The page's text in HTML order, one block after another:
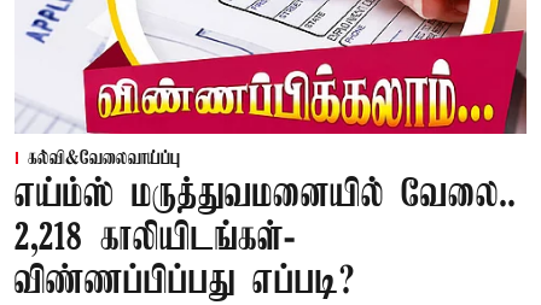
கல்வி&வேலைவாய்ப்பு
எய்ம்ஸ் மருத்துவமனையில் வேலை..
2,218 காலியிடங்கள்-
விண்ணப்பிப்பது எப்படி?